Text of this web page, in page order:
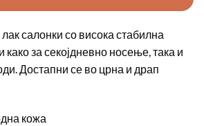
салонки со висока стабилна
како за секојдневно носење, така и
Достапни се во црна и драп
кожа